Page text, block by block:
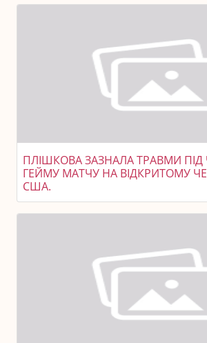
ПЛІШКОВА ЗАЗНАЛА ТРАВМИ
ГЕЙМУ МАТЧУ НА ВІДКРИТОМУ
США.